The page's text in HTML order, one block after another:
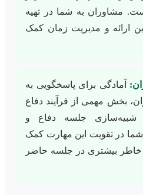
مشاوران به شما در تهیه
ارائه و مدیریت زمان کمک
آمادگی برای پاسخگویی به
بخش مهمی از فرآیند دفاع
شبیه‌سازی جلسه دفاع و
شما در تقویت این مهارت کمک
خاطر بیشتری در جلسه حاضر